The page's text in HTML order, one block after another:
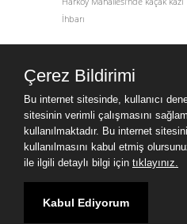
İhbarı
Site Haritası
3D Printer Dental
Hangzhou Melamine
HEBEI NIUANMEI
Компоненты грязевого
Zhejiang Cosme Collections
Shaanxi Undersun
Çerez Bildirimi
Bu internet sitesinde, kullanıcı
sitesinin verimli çalışmasını
kullanılmaktadır. Bu internet
kullanılmasını kabul etmiş
ile ilgili detaylı bilgi için tıklayınız.
Kabul Ediyorum